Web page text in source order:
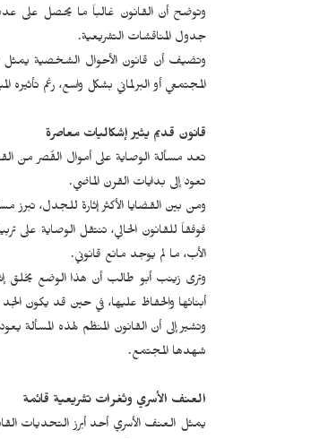
وتوضح أن القانون غالباً ما يحصل على
جدول المناقشات التشريعية.
وتضيف أن قانون الأحوال الشخصية يمثل
المجتمعي أو البرلماني بشكل واسع، رغم تأثيره
قانون قديم يثير إشكاليات معاصرة
تعد مسألة الوصاية على أموال القُصر من
تعود إلى بدايات القرن الماضي.
ومن بين القضايا الأكثر إثارة للجدل،
فوفقاً للقانون الحالي، تنتقل الوصاية على
الأب، ما لم يوجد مانع قانوني.
وترى زينب أبو طالب أن هذا الوضع يخلق
أبنائها والحفاظ عليها، في حين قد يكون
وتشير إلى أن القانون المنظم لهذه المسألة
شهدها المجتمع.
العنف الأسري وثغرات تشريعية قائمة
يمثل العنف الأسري أحد أبرز التحديات